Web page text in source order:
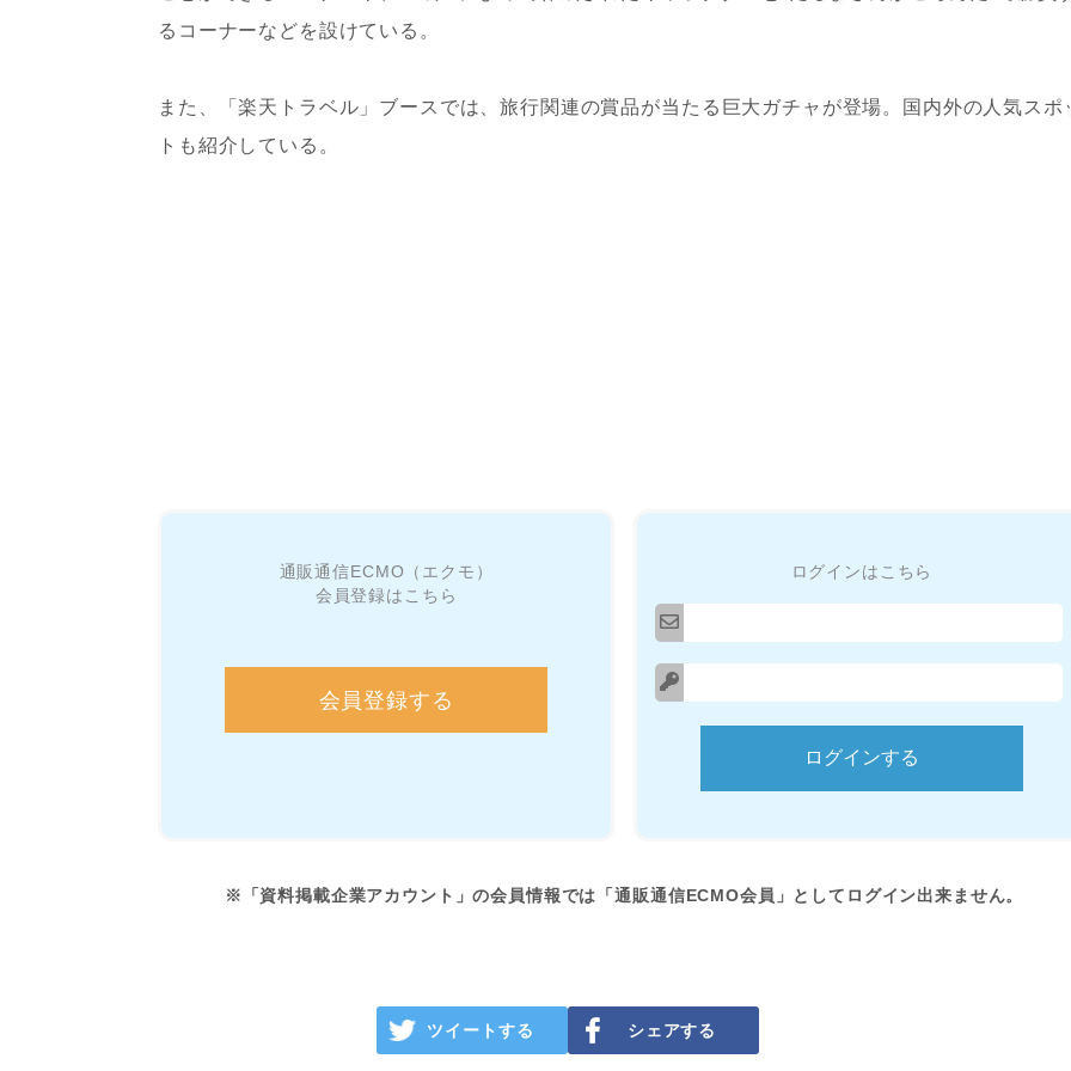
るコーナーなどを設けている。
また、「楽天トラベル」ブースでは、旅行関連の賞品が当たる巨大ガチャが登場。国内外の人気スポ
トも紹介している。
通販通信ECMO（エクモ）
会員登録はこちら
会員登録する
ログインはこちら
※「資料掲載企業アカウント」の会員情報では「通販通信ECMO会員」としてログイン出来ません。
ツイートする シェアする